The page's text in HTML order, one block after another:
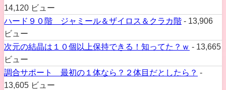
14,120 ビュー
ハード９０階 ジャミール＆ザイロス＆クラカ階 - 13,906
ビュー
次元の結晶は１０個以上保持できる！知ってた？ｗ - 13,665
ビュー
調合サポート 最初の１体なら？２体目だとしたら？ -
13,605 ビュー